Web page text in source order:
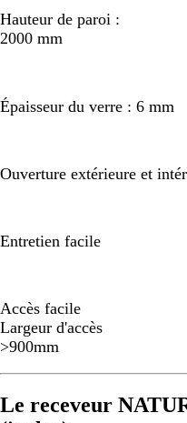
Hauteur de paroi :
2000 mm
Épaisseur du verre : 6 mm
Ouverture extérieure et
Entretien facile
Accès facile
Largeur d'accès
>900mm
Le receveur